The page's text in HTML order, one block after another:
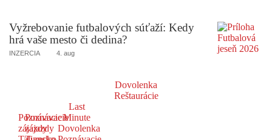
Vyžrebovanie futbalových súťaží: Kedy
hrá vaše mesto či dedina?
INZERCIA 4. aug
Dovolenka
Reštaurácie
Poznávacie
zájazdy
Poznávacie
zájazdy
Last
Minute
Dovolenka